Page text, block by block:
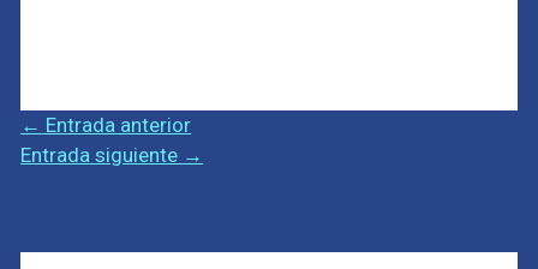
← Entrada anterior
Entrada siguiente →